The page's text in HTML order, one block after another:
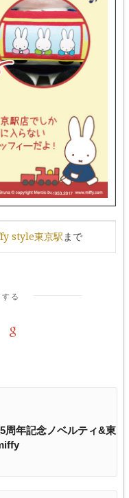
style東京駅 まで
る
年記念ノベルティ&東